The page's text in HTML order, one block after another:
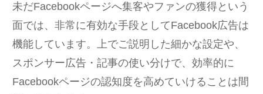
未だFacebookページへ集客やファンの獲得という
面では、非常に有効な手段としてFacebook広告は
機能しています。上でご説明した細かな設定や、
スポンサー広告・記事の使い分けで、効率的に
Facebookページの認知度を高めていけることは間